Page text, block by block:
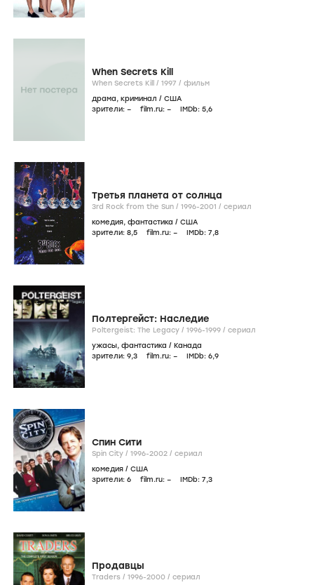
When Secrets Kill
When Secrets Kill / 1997 / фильм
драма, криминал / США
зрители: – film.ru: – IMDb: 5,6
Третья планета от солнца
3rd Rock from the Sun / 1996-2001 / сериал
комедия, фантастика / США
зрители: 8,5 film.ru: – IMDb: 7,8
Полтергейст: Наследие
Poltergeist: The Legacy / 1996-1999 / сериал
ужасы, фантастика / Канада
зрители: 9,3 film.ru: – IMDb: 6,9
Спин Сити
Spin City / 1996-2002 / сериал
комедия / США
зрители: 6 film.ru: – IMDb: 7,3
Продавцы
Traders / 1996-2000 / сериал